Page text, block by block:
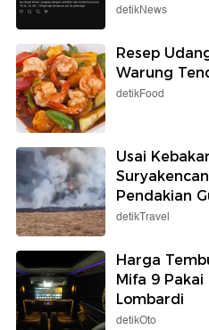
detikNews
Resep
Warung
detikFood
Usai
Pendakian
detikTravel
Harga
Mifa 9
Lombardi
detikOto